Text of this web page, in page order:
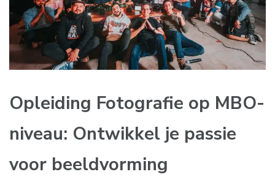
Opleiding Fotografie op MBO-
niveau: Ontwikkel je passie
voor beeldvorming